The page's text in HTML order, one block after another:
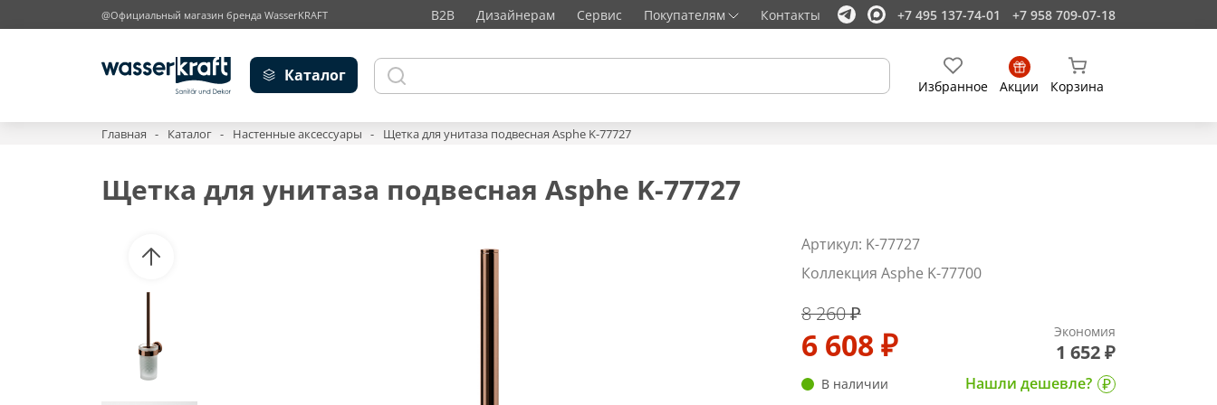
@Официальный магазин бренда WasserKRAFT B2B Дизайнерам Сервис Покупателям Контакты +7 495 137-74-01 +7 958 709-07-18
Каталог
Избранное Акции Корзина
Главная Каталог Настенные аксессуары Щетка для унитаза подвесная Asphe K-77727
Щетка для унитаза подвесная Asphe K-77727
Артикул: K-77727
Коллекция Asphe K-77700
8 260 ₽
6 608 ₽ Экономия
1 652 ₽
В наличии Нашли дешевле?